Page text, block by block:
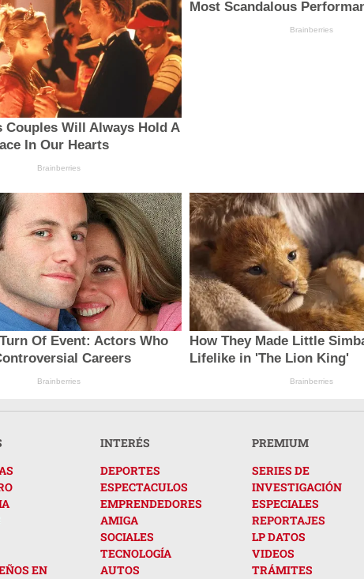
Couples Will Always Hold A
In Our Hearts
Brainberries
Most Scandalous
Brainberries
Of Event: Actors Who
Careers
Brainberries
How They Made Little
Lifelike in 'The Lion King'
Brainberries
EN
INTERÉS
DEPORTES
ESPECTACULOS
EMPRENDEDORES
AMIGA
SOCIALES
TECNOLOGÍA
AUTOS
PREMIUM
SERIES DE
INVESTIGACIÓN
ESPECIALES
REPORTAJES
LP DATOS
VIDEOS
TRÁMITES